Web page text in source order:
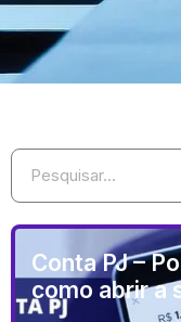
Conta PJ –
como abrir a